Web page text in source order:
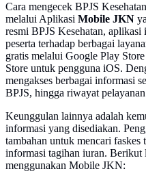
Cara mengecek BPJS
melalui Aplikasi Mobile JKN
resmi BPJS Kesehatan,
peserta terhadap berbagai
gratis melalui Google Play
Store untuk pengguna iOS.
mengakses berbagai informasi
BPJS, hingga riwayat pelayanan
Keunggulan lainnya adalah
informasi yang disediakan.
tambahan untuk mencari
informasi tagihan iuran. Berikut
menggunakan Mobile JKN: